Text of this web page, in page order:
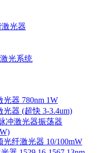
光器
光系统
器 780nm 1W
器 (超快 3-3.4um)
冲激光器振荡器
光纤激光器 10/100mW